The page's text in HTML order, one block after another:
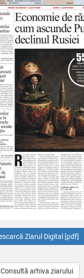
Consultă arhiva ziarului